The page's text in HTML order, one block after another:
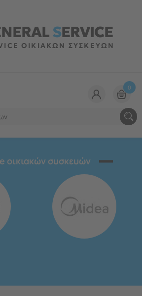
SERVICE
ΟΙΚΙΑΚΩΝ ΣΥΣΚΕΥΩΝ
0
οικιακών συσκευών